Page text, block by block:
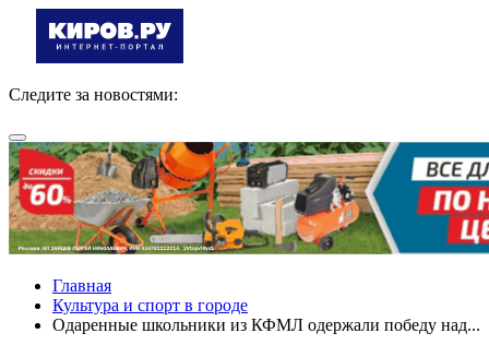
Следите за новостями:
Главная
Культура и спорт в городе
Одаренные школьники из КФМЛ одержали победу над...